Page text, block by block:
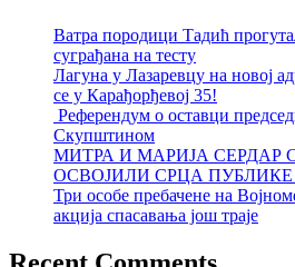
Ватра породици Тадић
суграђана на тесту
Лагуна у Лазаревцу на новој
се у Карађорђевој 35!
Референдум о оставци
Скупштином
МИТРА И МАРИЈА СЕРДАР
ОСВОЈИЛИ СРЦА
Три особе пребачене на
акција спасавања још траје